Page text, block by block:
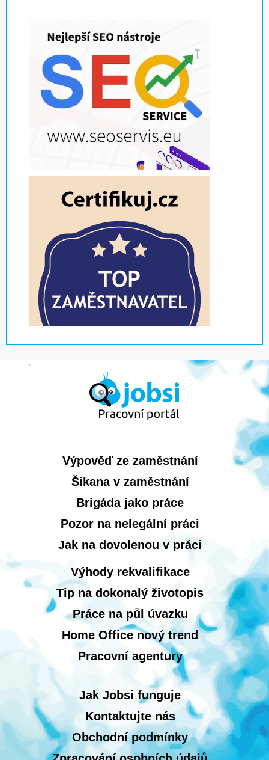
Výpověď ze zaměstnání
Šikana v zaměstnání
Brigáda jako práce
Pozor na nelegální práci
Jak na dovolenou v práci
Výhody rekvalifikace
Tip na dokonalý životopis
Práce na půl úvazku
Home Office nový trend
Pracovní agentury
Jak Jobsi funguje
Kontaktujte nás
Obchodní podmínky